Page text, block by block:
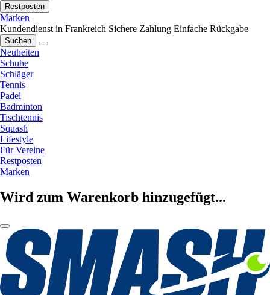
Restposten
Marken
Kundendienst in Frankreich Sichere Zahlung Einfache Rückgabe
Suchen
Neuheiten
Schuhe
Schläger
Tennis
Padel
Badminton
Tischtennis
Squash
Lifestyle
Für Vereine
Restposten
Marken
Wird zum Warenkorb hinzugefügt...